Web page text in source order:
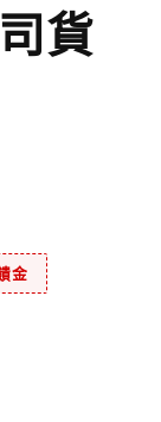
貨
金